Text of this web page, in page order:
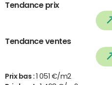
Tendance prix
Tendance ventes
Prix bas : 1 051 €/m2